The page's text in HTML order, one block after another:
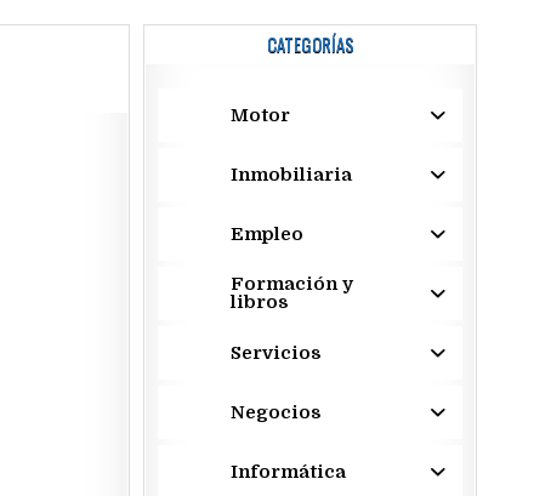
CATEGORÍAS
Motor
Inmobiliaria
Empleo
Formación y
libros
Servicios
Negocios
Informática